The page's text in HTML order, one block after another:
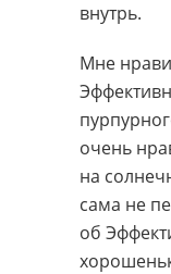
внутрь.
Мне
очень
на
сама не
об